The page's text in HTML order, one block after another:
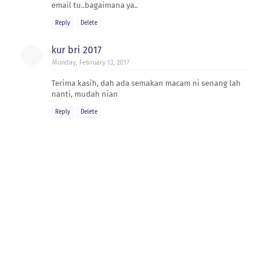
email tu..bagaimana ya..
Reply Delete
kur bri 2017
Monday, February 13, 2017
Terima kasih, dah ada semakan macam ni senang lah
nanti, mudah nian
Reply Delete